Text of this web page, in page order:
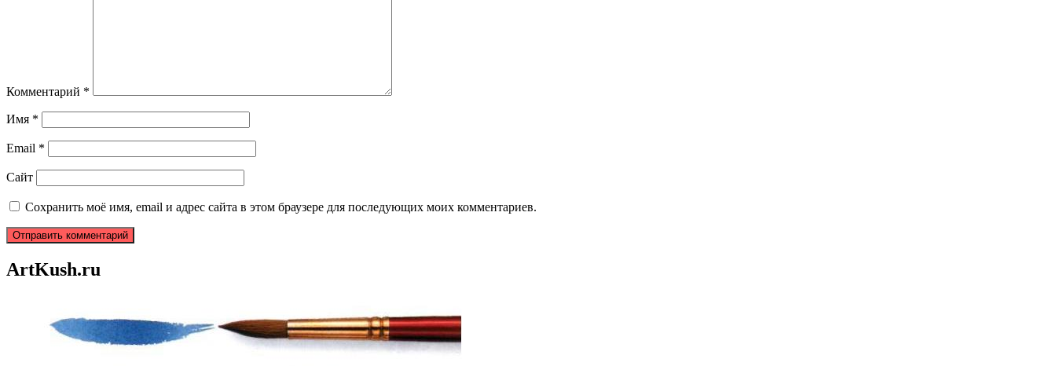
Комментарий *
Имя *
Email *
Сайт
Сохранить моё имя, email и адрес сайта в этом браузере для последующих моих комментариев.
ArtKush.ru